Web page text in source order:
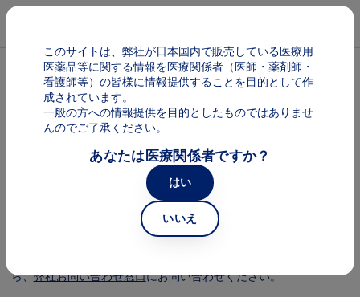
メインコンテンツに移動
パンくず
ゾレア
ゾレア FAQ
製品FAQは医療に従事する先生方からよくご質問いただく内容をま
とめたものです。記載している情報はあくまで参考情報としてお取
り扱いいただき、医療上のご判断は医療従事者の裁量と責任のもと
に行っていただきますようお願い致します。
ら、弊社お問い合わせ窓口にお問い合わせください。
このサイトは、弊社が日本国内で販売している医療用
医薬品等に関する情報を医療関係者（医師・薬剤師・
看護師等）の皆様に情報提供することを目的として作
成されています。
一般の方への情報提供を目的としたものではありませ
んのでご了承ください。
あなたは医療関係者ですか？
はい
いいえ